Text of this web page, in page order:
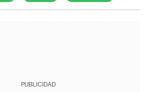
PUBLICIDAD